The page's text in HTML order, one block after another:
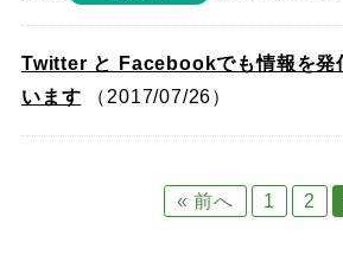
Twitter と Facebookでも情報を発
います
（2017/07/26）
« 前へ 1 2